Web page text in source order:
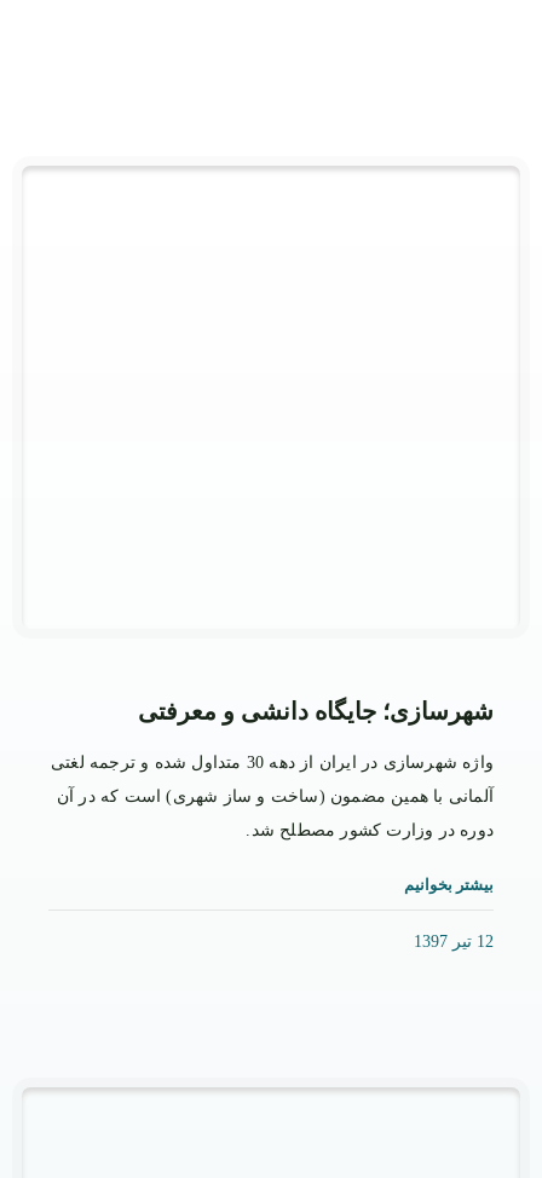
شهرسازی؛ جایگاه دانشی و معرفتی
واژه شهرسازی در ایران از دهه 30 متداول شده و ترجمه لغتی
آلمانی با همین مضمون (ساخت و ساز شهری) است که در آن
دوره در وزارت کشور مصطلح شد.
بیشتر بخوانیم
12 تیر 1397